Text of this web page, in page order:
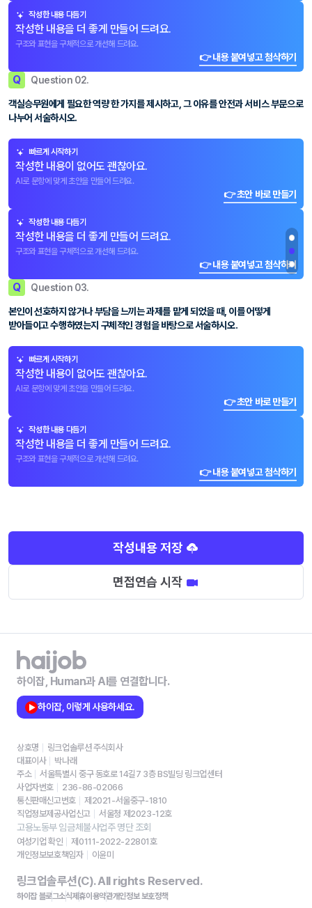
작성한 내용 다듬기
작성한 내용을 더 좋게 만들어 드려요.
구조와 표현을 구체적으로 개선해 드려요.
👉 내용 붙여넣고 첨삭하기
Q Question 02.
객실승무원에게 필요한 역량 한 가지를 제시하고, 그 이유를 안전과 서비스 부문으로
나누어 서술하시오.
빠르게 시작하기
작성한 내용이 없어도 괜찮아요.
AI로 문항에 맞게 초안을 만들어 드려요.
👉 초안 바로 만들기
작성한 내용 다듬기
작성한 내용을 더 좋게 만들어 드려요.
구조와 표현을 구체적으로 개선해 드려요.
👉 내용 붙여넣고 첨삭하기
Q Question 03.
본인이 선호하지 않거나 부담을 느끼는 과제를 맡게 되었을 때, 이를 어떻게
받아들이고 수행하였는지 구체적인 경험을 바탕으로 서술하시오.
빠르게 시작하기
작성한 내용이 없어도 괜찮아요.
AI로 문항에 맞게 초안을 만들어 드려요.
👉 초안 바로 만들기
작성한 내용 다듬기
작성한 내용을 더 좋게 만들어 드려요.
구조와 표현을 구체적으로 개선해 드려요.
👉 내용 붙여넣고 첨삭하기
작성내용 저장
면접연습 시작
하이잡, Human과 AI를 연결합니다.
하이잡, 이렇게 사용하세요.
상호명
링크업솔루션 주식회사
대표이사
박나래
주소
서울특별시 중구 동호로 14길7 3층 BS빌딩 링크업센터
사업자번호
236-86-02066
통신판매신고번호
제2021-서울중구-1810
직업정보제공사업신고
서울청 제2023-12호
고용노동부 임금체불사업주 명단 조회
여성기업 확인
제0111-2022-22801호
개인정보보호책임자
이윤미
링크업솔루션(C). All rights Reserved.
하이잡 블로그소식제휴이용약관개인정보 보호정책